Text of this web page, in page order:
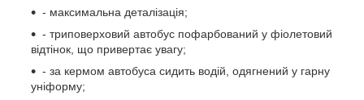
- максимальна деталізація;
- триповерховий автобус пофарбований у фіолетовий
відтінок, що привертає увагу;
- за кермом автобуса сидить водій, одягнений у гарну
уніформу;